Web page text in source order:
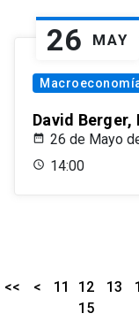
26 MAY
David Berger,
26 de Mayo
14:00
<< < 11 12 13
15